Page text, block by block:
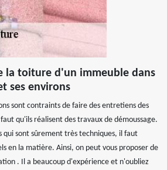
la toiture d'un immeuble dans
ses environs
sont contraints de faire des entretiens des
qu'ils réalisent des travaux de démoussage.
qui sont sûrement très techniques, il faut
en la matière. Ainsi, on peut vous proposer de
. Il a beaucoup d'expérience et n'oubliez